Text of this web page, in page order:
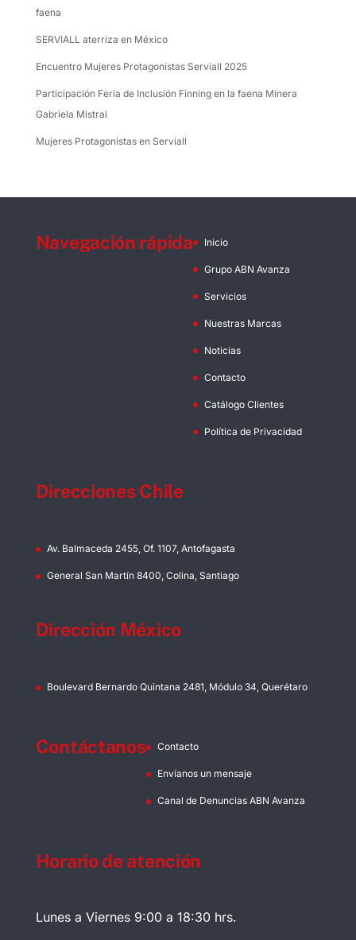
faena
SERVIALL aterriza en México
Encuentro Mujeres Protagonistas Serviall 2025
Participación Feria de Inclusión Finning en la faena Minera
Gabriela Mistral
Mujeres Protagonistas en Serviall
Navegación rápida Inicio
Grupo ABN Avanza
Servicios
Nuestras Marcas
Noticias
Contacto
Catálogo Clientes
Política de Privacidad
Direcciones Chile
Av. Balmaceda 2455, Of. 1107, Antofagasta
General San Martín 8400, Colina, Santiago
Dirección México
Boulevard Bernardo Quintana 2481, Módulo 34, Querétaro
Contáctanos Contacto
Envíanos un mensaje
Canal de Denuncias ABN Avanza
Horario de atención
Lunes a Viernes 9:00 a 18:30 hrs.